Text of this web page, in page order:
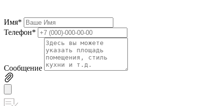
Имя*
Телефон*
Сообщение